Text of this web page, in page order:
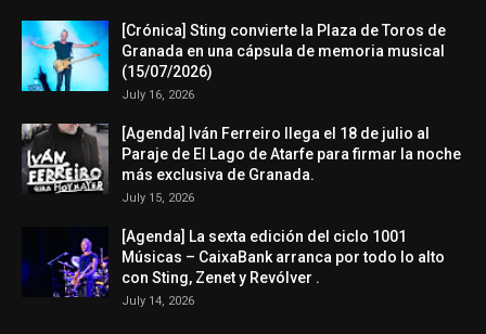
[Crónica] Sting convierte la Plaza de Toros de
Granada en una cápsula de memoria musical
(15/07/2026)
July 16, 2026
[Agenda] Iván Ferreiro llega el 18 de julio al
Paraje de El Lago de Atarfe para firmar la noche
más exclusiva de Granada.
July 15, 2026
[Agenda] La sexta edición del ciclo 1001
Músicas – CaixaBank arranca por todo lo alto
con Sting, Zenet y Revólver .
July 14, 2026